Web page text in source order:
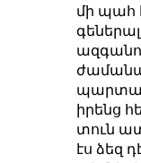
մի պահ
իրենց
տուն
էս ձեզ